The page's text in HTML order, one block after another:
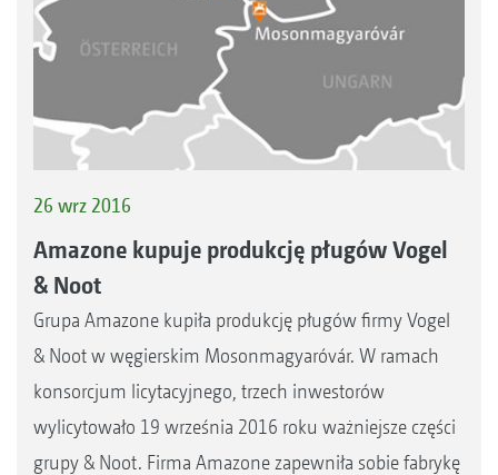
26 wrz 2016
Amazone kupuje produkcję pługów Vogel
& Noot
Grupa Amazone kupiła produkcję pługów firmy Vogel
& Noot w węgierskim Mosonmagyaróvár. W ramach
konsorcjum licytacyjnego, trzech inwestorów
wylicytowało 19 września 2016 roku ważniejsze części
grupy & Noot. Firma Amazone zapewniła sobie fabrykę